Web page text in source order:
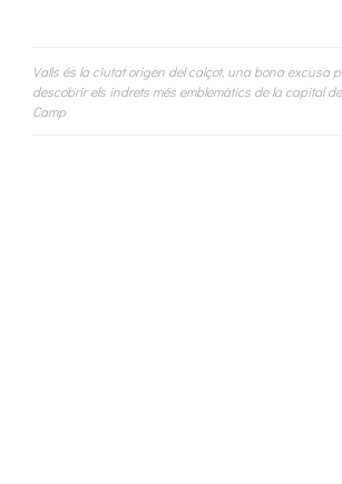
Navigation
de
Valls és la ciutat origen del calçot, una bona excusa
descobrir els indrets més emblemàtics de la capital de
Camp